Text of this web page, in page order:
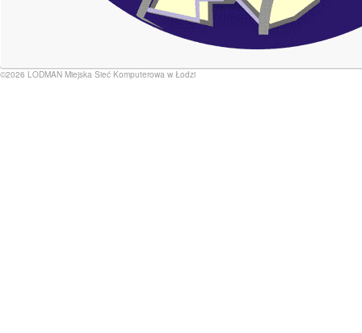
©2026 LODMAN Miejska Sieć Komputerowa w Łodzi